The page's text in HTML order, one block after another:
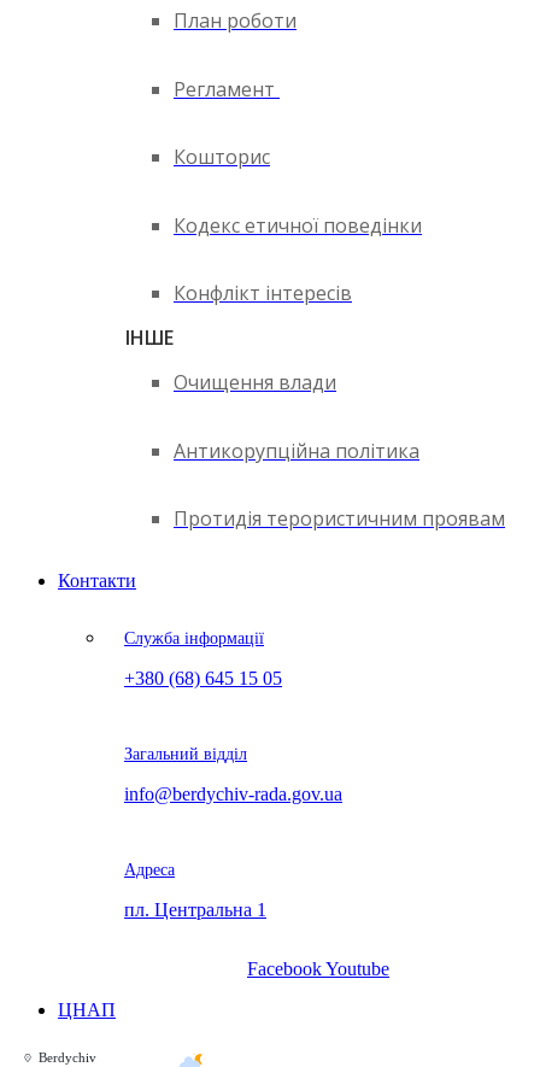
План роботи
Регламент
Кошторис
Кодекс етичної поведінки
Конфлікт інтересів
ІНШЕ
Очищення влади
Антикорупційна політика
Протидія терористичним проявам
Контакти
Служба інформації
+380 (68) 645 15 05
Загальний відділ
info@berdychiv-rada.gov.ua
Адреса
пл. Центральна 1
FacebookYoutube
ЦНАП
Berdychiv